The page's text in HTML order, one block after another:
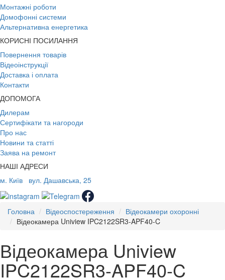
Монтажні роботи
Домофонні системи
Альтернативна енергетика
КОРИСНІ ПОСИЛАННЯ
Повернення товарів
Відеоінструкції
Доставка і оплата
Контакти
ДОПОМОГА
Дилерам
Сертифікати та нагороди
Про нас
Новини та статті
Заява на ремонт
НАШІ АДРЕСИ
м. Київ
вул. Дашавська, 25
Головна Відеоспостереження
Відеокамери охоронні
Відеокамера Uniview IPC2122SR3-APF40-C
Відеокамера Uniview
IPC2122SR3-APF40-C